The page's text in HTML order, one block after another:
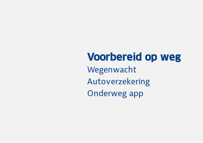
Voorbereid op weg
Wegenwacht
Autoverzekering
Onderweg app